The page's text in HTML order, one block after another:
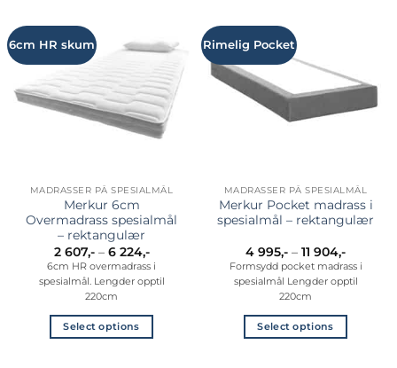
varianter.
Alternativene
kan
velges
på
produktsiden
varianter.
Alternativene
velges
på
6cm HR skum
MADRASSER PÅ SPESIALMÅL
Merkur 6cm
Overmadrass spesialmål
– rektangulær
2 607,- – 6 224,-Prisområde:
2
607,-
til
6cm HR overmadrass i
spesialmål. Lengder opptil
220cm
Select options
Rimelig Pocket
MADRASSER PÅ SPESIALMÅL
Merkur Pocket madrass i
spesialmål – rektangulær
4 995,- – 11 904,-
4
995,-
til
Formsydd pocket madrass i
spesialmål Lengder opptil
220cm
Select options